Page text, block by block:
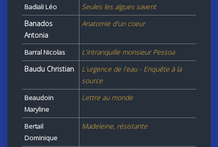
Badiali Léo
Seules les algues savent
Banados
Antonia
Anatomie d'un coeur
Barral Nicolas
L'intranquille monsieur Pessoa
Baudu Christian
L'urgence de l'eau - Enquête à la
source
Beaudoin
Maryline
Lettre au monde
Bertail
Dominique
Madeleine, résistante